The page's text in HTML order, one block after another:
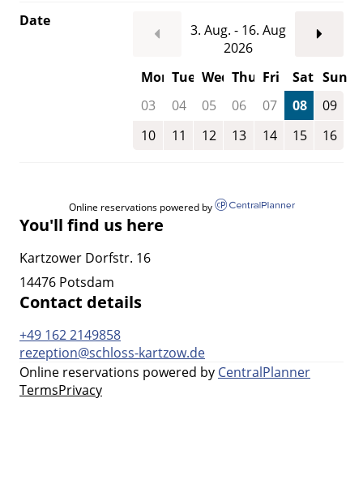
Date
3. Aug. - 16. Aug
2026
Mon Tue Wed Thu Fri Sat Sun
03
04 05 06 07 08
09
10
11 12 13 14 15 16
Online reservations powered by
You'll find us here
Kartzower Dorfstr. 16
14476 Potsdam
Contact details
+49 162 2149858
rezeption@schloss-kartzow.de
Online reservations powered by CentralPlanner
TermsPrivacy